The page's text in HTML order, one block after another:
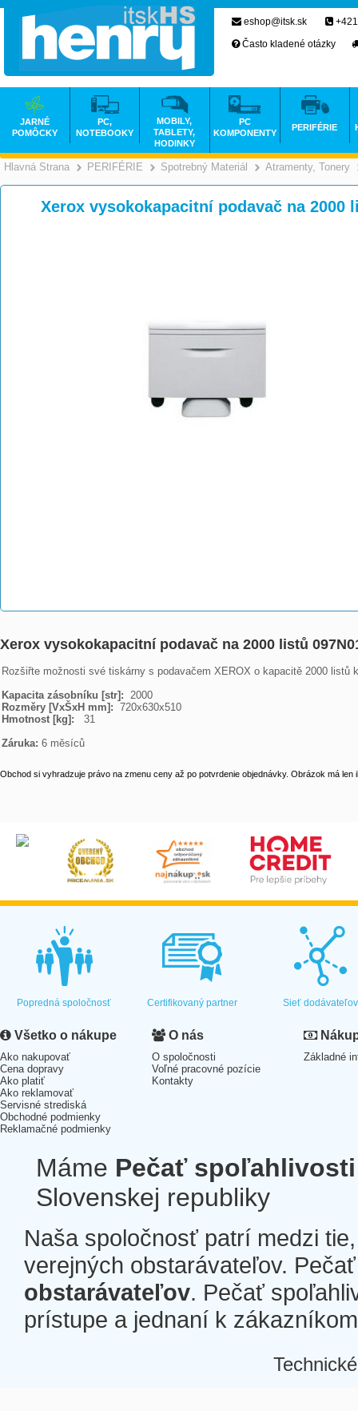
Hlavná Strana >
PERIFÉRIE >
Spotrebný Materiál >
Atramenty, Tonery
Xerox vysokokapacitní podavač na 2000
Xerox vysokokapacitní podavač na 2000 listů
Rozšiřte možnosti své tiskárny s podavačem XEROX o kapacitě 2000 listů
Kapacita zásobníku [str]:
Rozměry [VxŠxH mm]:
Hmotnost [kg]:
  31
Záruka: 6 měsíců
Obchod si vyhradzuje právo na zmenu ceny až po potvrdenie objednávky. Obrázok má len
eshop@itsk.sk
Často kladené otázky
JARNÉ
POMÔCKY
PC,
NOTEBOOKY
MOBILY,
TABLETY,
HODINKY
PC
KOMPONENTY
PERIFÉRIE
Popredná spoločnosť Certifikovaný partner Sieť dodávateľov
Všetko o nákupe
Ako nakupovať
Cena dopravy
Ako platiť
Ako reklamovať
Servisné strediská
Obchodné podmienky
Reklamačné podmienky
O nás
O spoločnosti
Voľné pracovné pozície
Kontakty
Základné
Máme Pečať spoľahlivosti
Slovenskej republiky
Naša spoločnosť patrí medzi
verejných obstarávateľov.
obstarávateľov. Pečať
prístupe a jednaní k